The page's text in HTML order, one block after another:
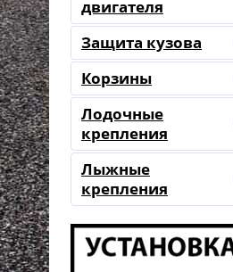
двигателя
Защита кузова
Корзины
Лодочные
крепления
Лыжные
крепления